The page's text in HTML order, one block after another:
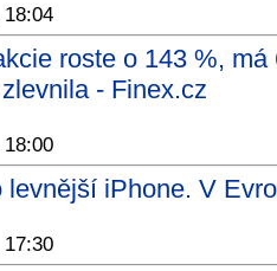
roste o 143 %,
- Finex.cz
levnější iPhone. V